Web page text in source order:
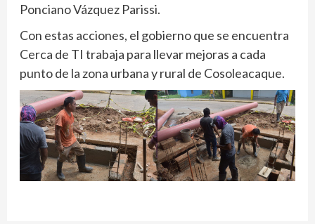
Ponciano Vázquez Parissi.
Con estas acciones, el gobierno que se encuentra
Cerca de TI trabaja para llevar mejoras a cada
punto de la zona urbana y rural de Cosoleacaque.